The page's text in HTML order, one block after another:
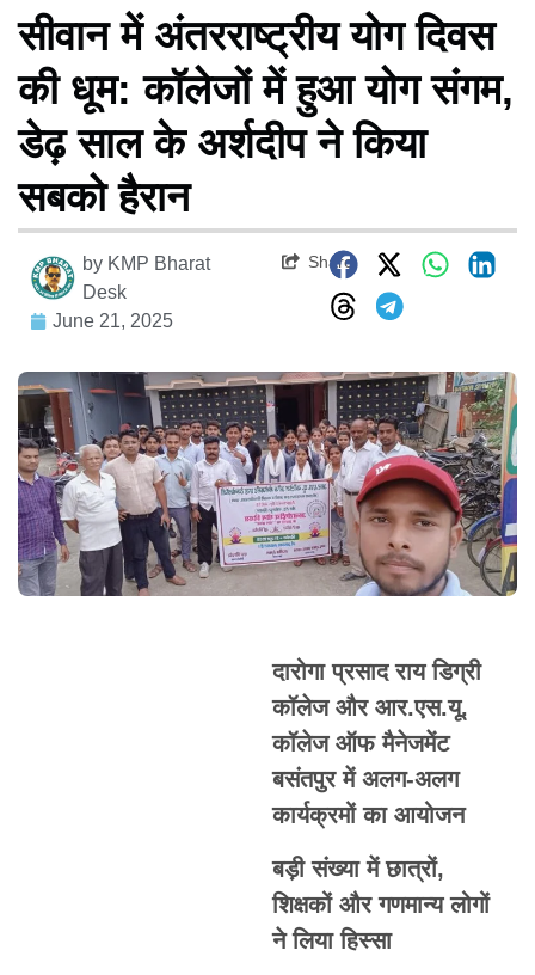
सीवान में अंतरराष्ट्रीय योग दिवस
की धूम: कॉलेजों में हुआ योग संगम,
डेढ़ साल के अर्शदीप ने किया
सबको हैरान
by KMP Bharat
Desk
June 21, 2025
Share
दारोगा प्रसाद राय डिग्री
कॉलेज और आर.एस.यू.
कॉलेज ऑफ मैनेजमेंट
बसंतपुर में अलग-अलग
कार्यक्रमों का आयोजन
बड़ी संख्या में छात्रों,
शिक्षकों और गणमान्य लोगों
ने लिया हिस्सा